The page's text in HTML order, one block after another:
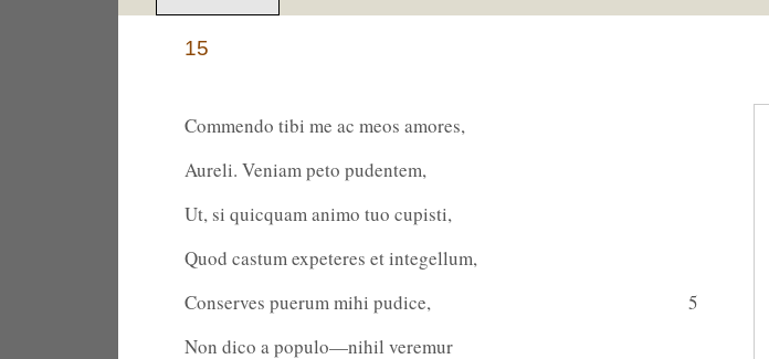
15
Commendo tibi me ac meos amores,
Aureli. Veniam peto pudentem,
Ut, si quicquam animo tuo cupisti,
Quod castum expeteres et integellum,
Conserves puerum mihi pudice,
5
Non dico a populo—nihil veremur